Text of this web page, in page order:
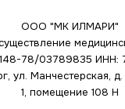
ООО "МК ИЛМАРИ"
78/03789835 ИНН:
ул. Манчестерская,
1, помещение 108 Н